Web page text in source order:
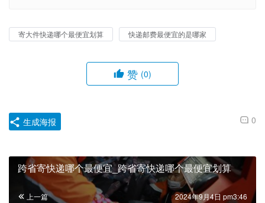
寄大件快递哪个最便宜划算 快递邮费最便宜的是哪家
赞 (0)
0
生成海报
跨省寄快递哪个最便宜_跨省寄快递哪个最便宜划算
上一篇 2024年9月4日 pm3:46